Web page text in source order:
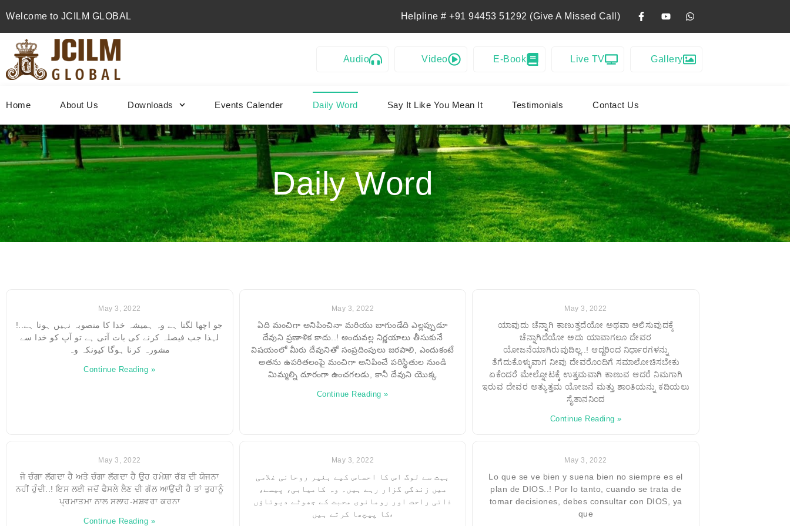
Welcome to JCILM GLOBAL Helpline # +91 94453 51292 (Give A Missed Call)
Audio Video E-Book Live TV Gallery
Home About Us Downloads Events Calender Daily Word Say It Like You Mean It Testimonials Contact Us
Daily Word
May 3, 2022
جو اچھا لگتا ہے وہ ہمیشہ خدا کا منصوبہ نہیں ہوتا ہے..!
لہذا جب فیصلہ کرنے کی بات آتی ہے تو آپ کو خدا سے
مشورہ کرنا ہوگا کیونکہ وہ
Continue Reading »
May 3, 2022
ఏది మంచిగా అనిపించినా మరియు బాగుండేది ఎల్లప్పుడూ
దేవుని ప్రణాళిక కాదు..! అందువల్ల నిర్ణయాలు తీసుకునే
విషయంలో మీరు దేవునితో సంప్రదింపులు జరపాలి, ఎందుకంటే
అతను ఉపరితలంపై మంచిగా అనిపించే పరిస్థితుల నుండి
మిమ్మల్ని దూరంగా ఉంచగలడు, కానీ దేవుని యొక్క
Continue Reading »
May 3, 2022
ಯಾವುದು ಚೆನ್ನಾಗಿ ಕಾಣುತ್ತದೆಯೋ ಅಥವಾ ಆಲಿಸುವುದಕ್ಕೆ
ಚೆನ್ನಾಗಿದೆಯೋ ಅದು ಯಾವಾಗಲೂ ದೇವರ
ಯೋಜನೆಯಾಗಿರುವುದಿಲ್ಲ..! ಆದ್ದರಿಂದ ನಿರ್ಧಾರಗಳನ್ನು
ತೆಗೆದುಕೊಳ್ಳುವಾಗ ನೀವು ದೇವರೊಂದಿಗೆ ಸಮಾಲೋಚಿಸಬೇಕು
ಏಕೆಂದರೆ ಮೇಲ್ನೋಟಕ್ಕೆ ಉತ್ತಮವಾಗಿ ಕಾಣುವ ಆದರೆ ನಿಮಗಾಗಿ
ಇರುವ ದೇವರ ಅತ್ಯುತ್ತಮ ಯೋಜನೆ ಮತ್ತು ಶಾಂತಿಯನ್ನು ಕದಿಯಲು
ಸೈತಾನನಿಂದ
Continue Reading »
May 3, 2022
ਜੋ ਚੰਗਾ ਲੱਗਦਾ ਹੈ ਅਤੇ ਚੰਗਾ ਲੱਗਦਾ ਹੈ ਉਹ ਹਮੇਸ਼ਾ ਰੱਬ ਦੀ ਯੋਜਨਾ
ਨਹੀਂ ਹੁੰਦੀ..! ਇਸ ਲਈ ਜਦੋਂ ਫੈਸਲੇ ਲੈਣ ਦੀ ਗੱਲ ਆਉਂਦੀ ਹੈ ਤਾਂ ਤੁਹਾਨੂੰ
ਪ੍ਰਮਾਤਮਾ ਨਾਲ ਸਲਾਹ-ਮਸ਼ਵਰਾ ਕਰਨਾ
Continue Reading »
May 3, 2022
بہت سے لوگ اس کا احساس کیے بغیر روحانی غلامی
میں زندگی گزار رہے ہیں۔ وہ کامیابی، پیسے،
ذاتی راحت اور رومانوی محبت کے جھوٹے دیوتاؤں
کا پیچھا کرتے ہیں،
May 3, 2022
Lo que se ve bien y suena bien no siempre es el
plan de DIOS..! Por lo tanto, cuando se trata de
tomar decisiones, debes consultar con DIOS, ya
que